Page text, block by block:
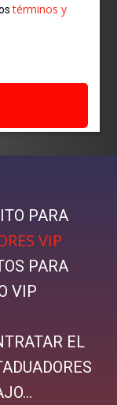
términos y
PARA
VIP
PARA
VIP
EL